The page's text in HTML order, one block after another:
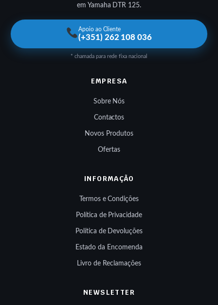
em Yamaha DTR 125.
Apoio ao Cliente
(+351) 262 108 036
* chamada para rede fixa nacional
EMPRESA
Sobre Nós
Contactos
Novos Produtos
Ofertas
INFORMAÇÃO
Termos e Condições
Política de Privacidade
Política de Devoluções
Estado da Encomenda
Livro de Reclamações
NEWSLETTER